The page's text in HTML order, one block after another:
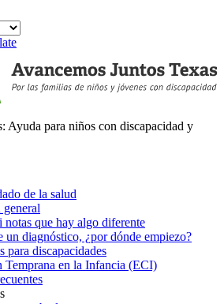
Ayuda para niños con discapacidad y
de la salud
notas que hay algo diferente
diagnóstico, ¿por dónde empiezo?
para discapacidades
Temprana en la Infancia (ECI)